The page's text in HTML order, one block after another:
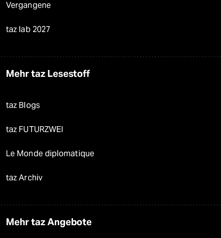
Vergangene
taz lab 2027
Mehr taz Lesestoff
taz Blogs
taz FUTURZWEI
Le Monde diplomatique
taz Archiv
Mehr taz Angebote